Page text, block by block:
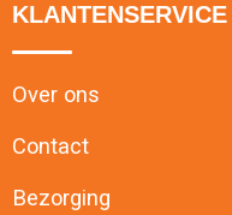
KLANTENSERVICE
Over ons
Contact
Bezorging